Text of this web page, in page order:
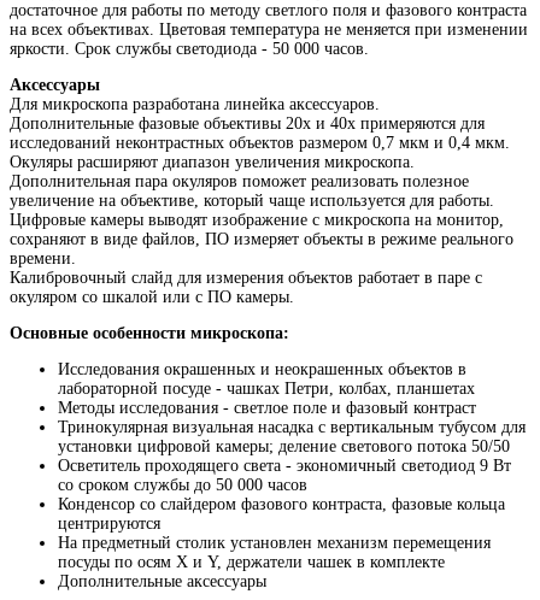
достаточное для работы по методу светлого поля и фазового контраста
на всех объективах. Цветовая температура не меняется при изменении
яркости. Срок службы светодиода - 50 000 часов.
Аксессуары
Для микроскопа разработана линейка аксессуаров.
Дополнительные фазовые объективы 20х и 40х примеряются для
исследований неконтрастных объектов размером 0,7 мкм и 0,4 мкм.
Окуляры расширяют диапазон увеличения микроскопа.
Дополнительная пара окуляров поможет реализовать полезное
увеличение на объективе, который чаще используется для работы.
Цифровые камеры выводят изображение с микроскопа на монитор,
сохраняют в виде файлов, ПО измеряет объекты в режиме реального
времени.
Калибровочный слайд для измерения объектов работает в паре с
окуляром со шкалой или с ПО камеры.
Основные особенности микроскопа:
Исследования окрашенных и неокрашенных объектов в
лабораторной посуде - чашках Петри, колбах, планшетах
Методы исследования - светлое поле и фазовый контраст
Тринокулярная визуальная насадка с вертикальным тубусом для
установки цифровой камеры; деление светового потока 50/50
Осветитель проходящего света - экономичный светодиод 9 Вт
со сроком службы до 50 000 часов
Конденсор со слайдером фазового контраста, фазовые кольца
центрируются
На предметный столик установлен механизм перемещения
посуды по осям X и Y, держатели чашек в комплекте
Дополнительные аксессуары